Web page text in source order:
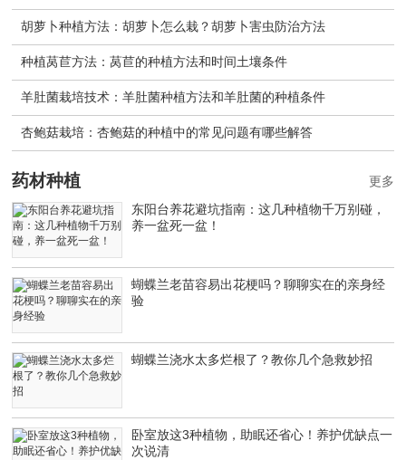
胡萝卜种植方法：胡萝卜怎么栽？胡萝卜害虫防治方法
种植莴苣方法：莴苣的种植方法和时间土壤条件
羊肚菌栽培技术：羊肚菌种植方法和羊肚菌的种植条件
杏鲍菇栽培：杏鲍菇的种植中的常见问题有哪些解答
药材种植
东阳台养花避坑指南：这几种植物千万别碰，
养一盆死一盆！
蝴蝶兰老苗容易出花梗吗？聊聊实在的亲身经
验
蝴蝶兰浇水太多烂根了？教你几个急救妙招
卧室放这3种植物，助眠还省心！养护优缺点一
次说清
更多